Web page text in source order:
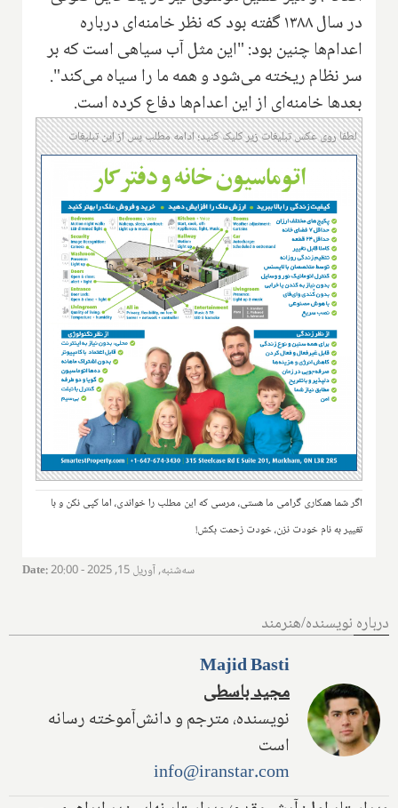
در سال ۱۳۸۸ گفته بود که نظر خامنه‌ای درباره
اعدام‌ها چنین بود: "این مثل آب سیاهی است که بر
سر نظام ریخته می‌شود و همه ما را سیاه می‌کند".
بعدها خامنه‌ای از این اعدام‌ها دفاع کرده است.
لطفا روی عکس تبلیغات زیر کلیک کنید؛ ادامه مطلب پس از این تبلیغات
اگر شما همکاری گرامی ما هستی، مرسی که این مطلب را خواندی، اما کپی نکن و با
تغییر به نام خودت نزن، خودت زحمت بکش!
Date: سه‌شنبه, آوریل 15, 2025 - 20:00
درباره نویسنده/هنرمند
Majid Basti
مجید باسطی
نویسنده، مترجم و دانش‌آموخته رسانه
است
info@iranstar.com